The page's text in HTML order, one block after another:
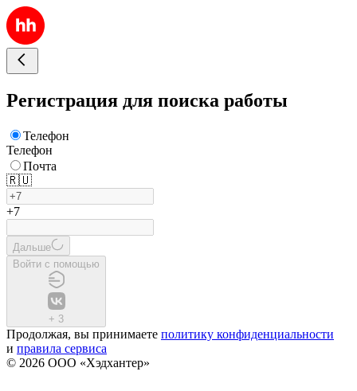
Регистрация для поиска работы
Телефон
Телефон
Почта
🇷🇺
+7
Дальше
Войти с помощью
+ 3
Продолжая, вы принимаете политику конфиденциальности
и правила сервиса
© 2026 ООО «Хэдхантер»